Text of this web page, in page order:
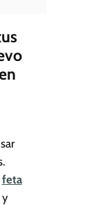
feta